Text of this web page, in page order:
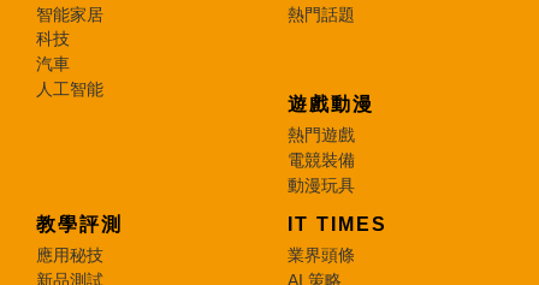
智能家居
科技
汽車
人工智能
熱門話題
遊戲動漫
熱門遊戲
電競裝備
動漫玩具
教學評測
應用秘技
新品測試
IT TIMES
業界頭條
AI 策略